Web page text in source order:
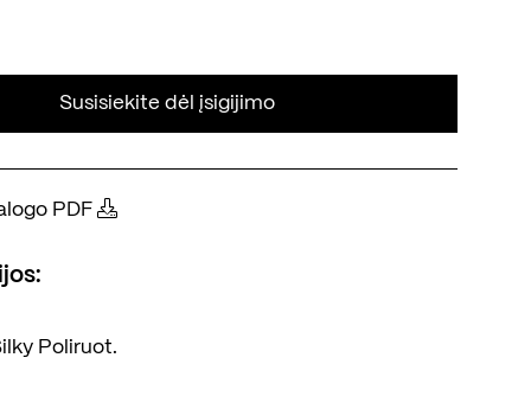
Susisiekite dėl įsigijimo
PDF
Poliruot.